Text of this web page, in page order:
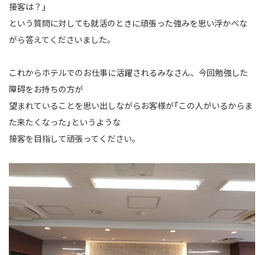
接客は？」
という質問に対しても就活のときに頑張った強みを思い浮かべな
がら答えてくださいました。
これからホテルでのお仕事に活躍されるみなさん、今回勉強した
障碍をお持ちの方が
望まれていることを思い出しながらお客様が「この人がいるからま
た来たくなった」というような
接客を目指して頑張ってください。